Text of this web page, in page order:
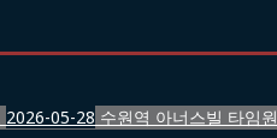
2026-05-28 수원역 아너스빌 타임원